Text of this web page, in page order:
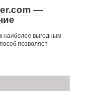
—
наиболее выгодным
позволяет